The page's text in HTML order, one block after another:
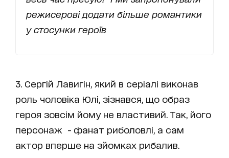
режисерові додати більше романтики
у стосунки героїв
3. Сергій Лавигін, який в серіалі виконав
роль чоловіка Юлі, зізнався, що образ
героя зовсім йому не властивий. Так, його
персонаж - фанат риболовлі, а сам
актор вперше на зйомках рибалив.